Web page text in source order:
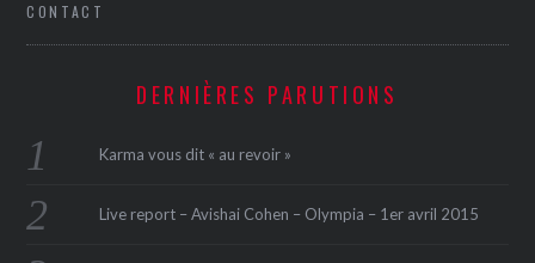
CONTACT
DERNIÈRES PARUTIONS
Karma vous dit « au revoir »
Live report – Avishai Cohen – Olympia – 1er avril 2015